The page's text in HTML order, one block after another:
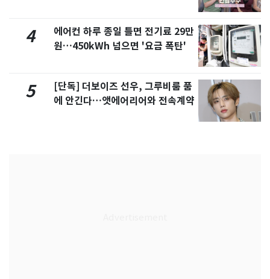
4
에어컨 하루 종일 틀면 전기료 29만
원…450kWh 넘으면 '요금 폭탄'
5
[단독] 더보이즈 선우, 그루비룸 품
에 안긴다…앳에어리어와 전속계약